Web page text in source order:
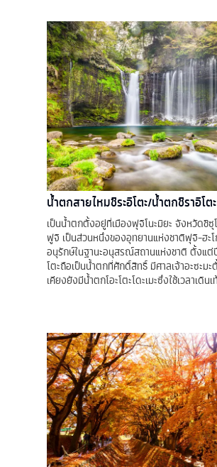
น้ำตกสายไหมชิระอิโตะ/น้ําตกชิราอิโตะ
เป็นน้ำตกตั้งอยู่ที่เมืองฟุจิโนะมิยะ จังหวัดชิซุ
ฟูจิ เป็นส่วนหนึ่งของอุทยานแห่งชาติฟุจิ-ฮะโ
อนุรักษ์ในฐานะอนุสรณ์สถานแห่งชาติ ตั้งแต่
โตะถือเป็นน้ำตกที่ศักดิ์สิทธิ์ มีศาลเจ้าอะซะม
เคียงยังมีน้ำตกโอะโตะโดะเมะซึ่งใช้เวลาเดิ